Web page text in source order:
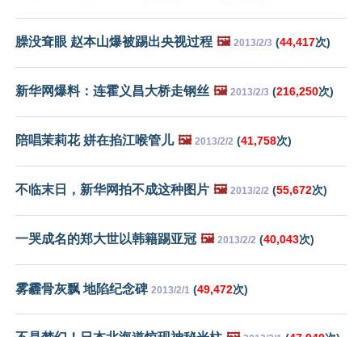
臊没耷眼 赵本山爆被踢出央视过程 🖼️ 2013/2/3 (44,417次)
新华网爆料：连霍义昌大桥走钢丝 🖼️ 2013/2/3 (216,250次)
陪唱茉莉花 姘在掐江喉管儿 🖼️ 2013/2/2 (41,758次)
不临末日，新华网拍不成这种图片 🖼️ 2013/2/2 (55,672次)
一哭成名的郑大世以韩籍踢亚冠 🖼️ 2013/2/2 (40,043次)
雾霾骨灰飘 地陷纪念碑 2013/2/1 (49,472次)